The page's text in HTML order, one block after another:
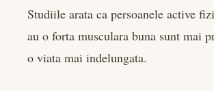
Studiile arata ca persoanele active
au o forta musculara buna sunt mai
o viata mai indelungata.